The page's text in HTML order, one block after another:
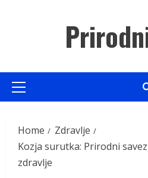
Primary
Home
Zdravlje
Kozja surutka: Prirodni
zdravlje